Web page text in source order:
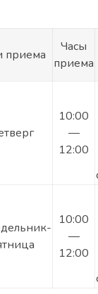
приема
Часы
приема
10:00
—
12:00
10:00
—
12:00